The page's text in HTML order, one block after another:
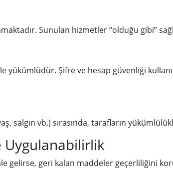
Sunulan hizmetler “olduğu gibi”
yükümlüdür. Şifre ve hesap güvenliği
vb.) sırasında, tarafların
Uygulanabilirlik
gelirse, geri kalan maddeler geçerliliğini